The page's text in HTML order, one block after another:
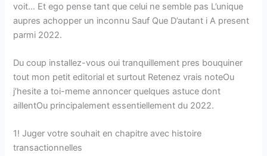
voit… Et ego pense tant que celui ne semble pas L’unique
aupres achopper un inconnu Sauf Que D’autant i A present
parmi 2022.
Du coup installez-vous oui tranquillement pres bouquiner
tout mon petit editorial et surtout Retenez vrais noteOu
j’hesite a toi-meme annoncer quelques astuce dont
aillentOu principalement essentiellement du 2022.
1! Juger votre souhait en chapitre avec histoire
transactionnelles